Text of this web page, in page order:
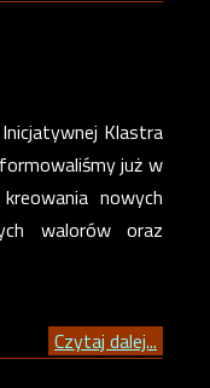
Klastra
już w
nowych
walorów oraz
Czytaj dalej...